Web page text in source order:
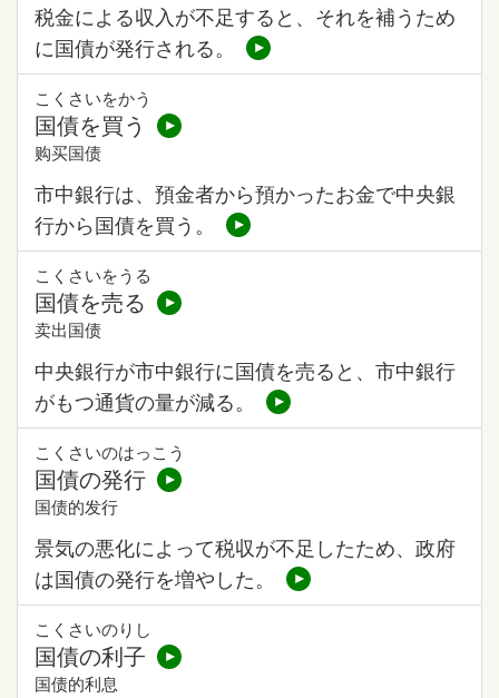
税金による収入が不足すると、それを補うため
に国債が発行される。
こくさいをかう
国債を買う
购买国债
市中銀行は、預金者から預かったお金で中央銀
行から国債を買う。
こくさいをうる
国債を売る
卖出国债
中央銀行が市中銀行に国債を売ると、市中銀行
がもつ通貨の量が減る。
こくさいのはっこう
国債の発行
国债的发行
景気の悪化によって税収が不足したため、政府
は国債の発行を増やした。
こくさいのりし
国債の利子
国债的利息